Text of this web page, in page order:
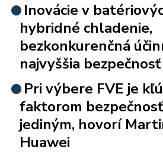
Inovácie v
hybridné chladenie,
bezkonkurenčná
najvyššia
Pri výbere FVE je
faktorom
jediným, hovorí
Huawei